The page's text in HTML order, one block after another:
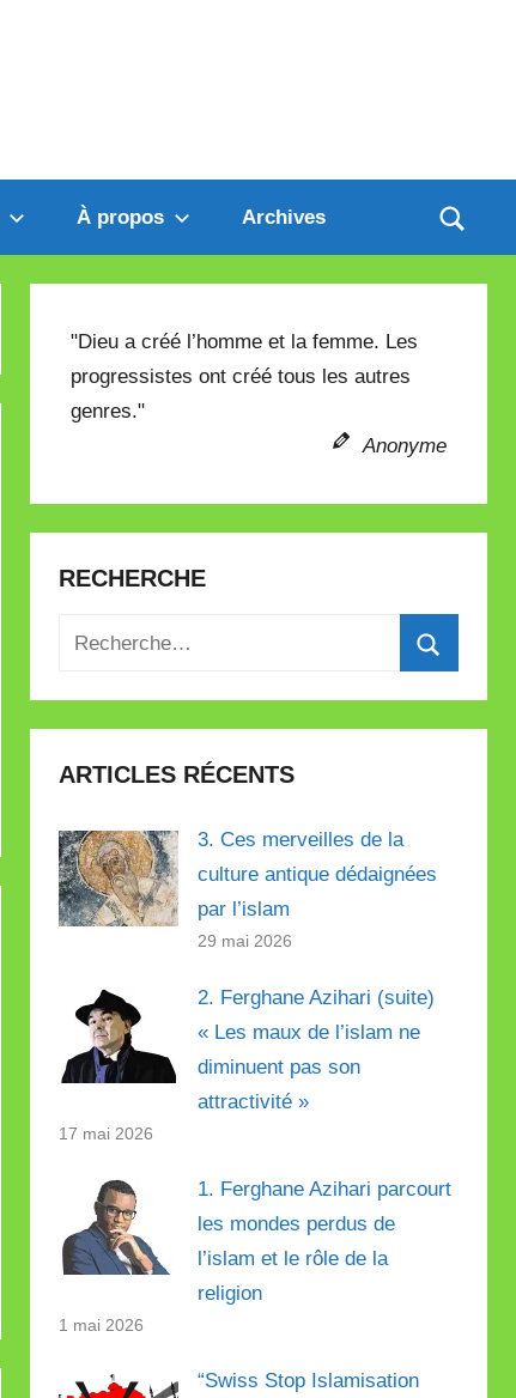
À propos Archives
"Dieu a créé l’homme et la femme. Les
progressistes ont créé tous les autres
genres."
Anonyme
RECHERCHE
Recherche
:
ARTICLES RÉCENTS
3. Ces merveilles de la
culture antique dédaignées
par l’islam
29 mai 2026
2. Ferghane Azihari (suite)
« Les maux de l’islam ne
diminuent pas son
attractivité »
17 mai 2026
1. Ferghane Azihari parcourt
les mondes perdus de
l’islam et le rôle de la
religion
1 mai 2026
“Swiss Stop Islamisation